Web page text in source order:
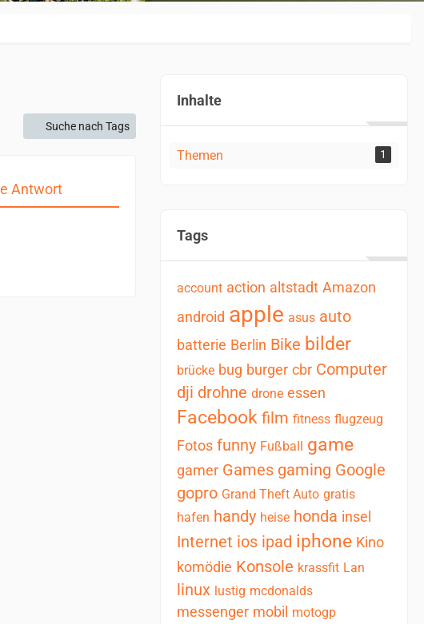
Suche nach Tags
Antwort
Inhalte
Themen 1
Tags
account action altstadt Amazon
android apple asus auto
batterie Berlin Bike bilder
brücke bug burger cbr Computer
dji drohne drone essen
Facebook film fitness flugzeug
Fotos funny Fußball game
gamer Games gaming Google
gopro Grand Theft Auto gratis
hafen handy heise honda insel
Internet ios ipad iphone Kino
komödie Konsole krassfit Lan
linux lustig mcdonalds
messenger mobil motogp